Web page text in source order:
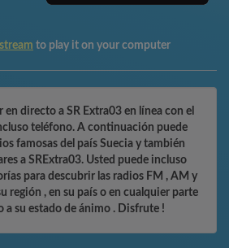
to play it on your computer
directo a SR Extra03 en línea con el
teléfono. A continuación puede
famosas del país Suecia y también
a SRExtra03. Usted puede incluso
para descubrir las radios FM , AM y
región , en su país o en cualquier parte
a su estado de ánimo . Disfrute !